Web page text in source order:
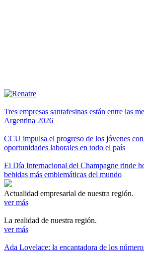
Tres empresas santafesinas están entre las
Argentina 2026
CCU impulsa el progreso de los jóvenes
oportunidades laborales en todo el país
El Día Internacional del Champagne rinde
bebidas más emblemáticas del mundo
Actualidad empresarial de nuestra región.
ver más
La realidad de nuestra región.
ver más
Ada Lovelace: la encantadora de los